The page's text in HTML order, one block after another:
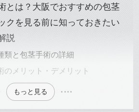
とは？大阪でおすすめの包茎
クを見る前に知っておきたい
説
類と包茎手術の詳細
のメリット・デメリット
もっと見る